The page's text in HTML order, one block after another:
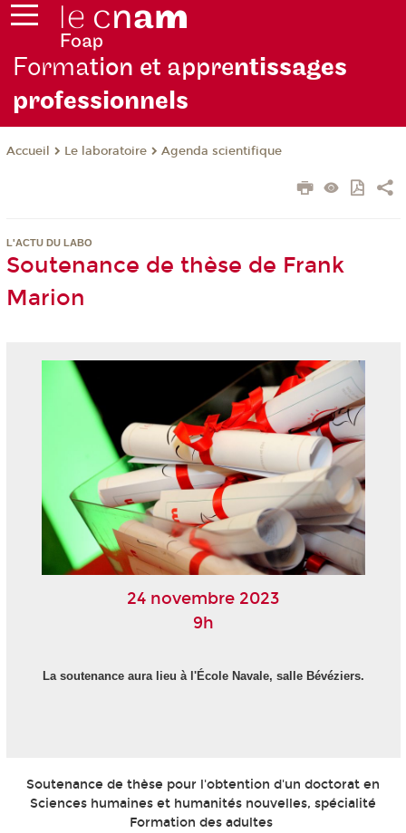
Formation et apprentissages
professionnels
Accueil Le laboratoire Agenda scientifique
L'ACTU DU LABO
Soutenance de thèse de Frank
Marion
24 novembre 2023
9h
La soutenance aura lieu à l'École Navale, salle Bévéziers.
Soutenance de thèse pour l'obtention d'un doctorat en
Sciences humaines et humanités nouvelles, spécialité
Formation des adultes